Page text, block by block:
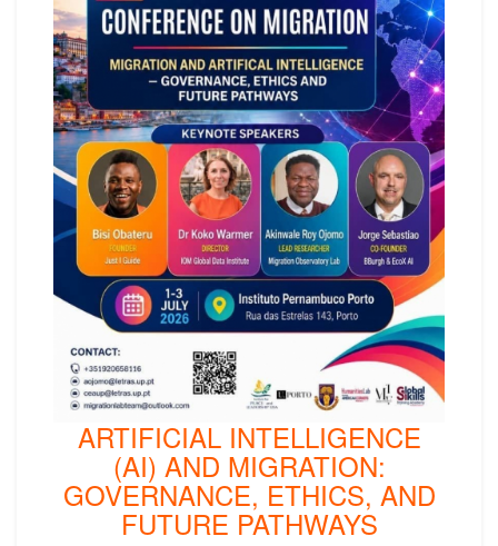
ARTIFICIAL INTELLIGENCE
(AI) AND MIGRATION:
GOVERNANCE, ETHICS, AND
FUTURE PATHWAYS